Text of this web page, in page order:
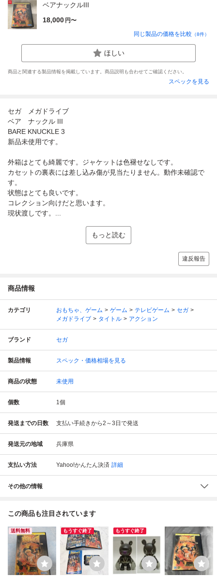
ベアナックルIII
18,000 円〜
同じ製品の価格を比較 （8件）
ほしい
商品と関連する製品情報を掲載しています。商品説明も合わせてご確認ください。
スペックを見る
セガ メガドライブ
ベア ナックル III
BARE KNUCKLE 3
新品未使用です。
外箱はとても綺麗です。ジャケットは色褪せなしです。
カセットの裏表には差し込み傷が見当たりません。動作未確認で
す。
状態はとても良いです。
コレクション向けだと思います。
現状渡しです。...
もっと読む
違反報告
商品情報
カテゴリ おもちゃ、ゲーム ゲーム テレビゲーム
セガ
メガドライブ
タイトル アクション
ブランド セガ
製品情報 スペック・価格相場を見る
商品の状態 未使用
個数 1個
発送までの日数 支払い手続きから2～3日で発送
発送元の地域 兵庫県
支払い方法 Yahoo!かんたん決済 詳細
その他の情報
この商品も注目されています
送料無料 もうすぐ終了 もうすぐ終了